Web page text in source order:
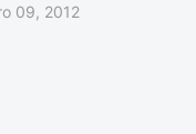
09, 2012